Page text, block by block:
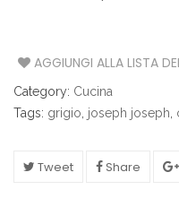
AGGIUNGI ALLA LISTA
Category: Cucina
Tags: grigio, joseph joseph,
Tweet Share